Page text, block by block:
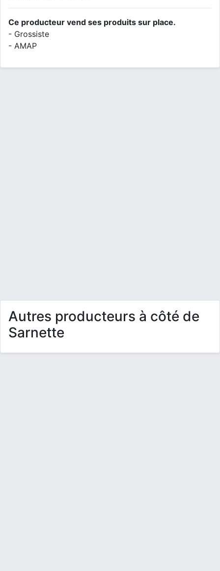
Ce producteur vend ses produits sur place.
- Grossiste
- AMAP
Autres producteurs à côté de
Sarnette